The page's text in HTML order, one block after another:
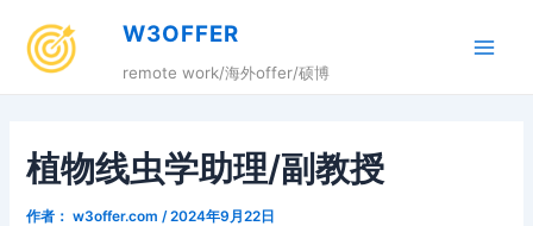
W3OFFER
remote work/海外offer/硕博
植物线虫学助理/副教授
作者： w3offer.com /2024年9月22日